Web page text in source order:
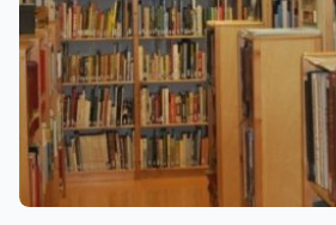
Ons
aanbod
Over
de
NVBS
Wegwijzer